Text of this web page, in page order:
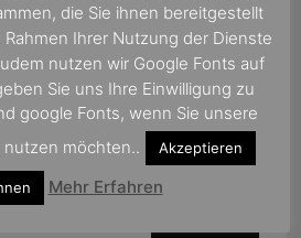
die Sie ihnen bereitgestellt
Ihrer Nutzung der Dienste
nutzen wir Google Fonts auf
Sie uns Ihre Einwilligung zu
google Fonts, wenn Sie unsere
möchten..
Akzeptieren
Mehr Erfahren